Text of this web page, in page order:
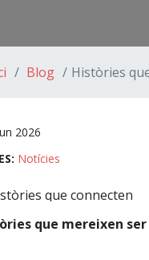
Blog Històries
2026
Notícies
que mereixen ser